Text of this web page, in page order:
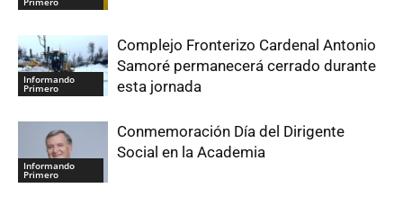
Informando
Primero
Complejo Fronterizo Cardenal Antonio
Samoré permanecerá cerrado durante
esta jornada
Informando
Primero
Conmemoración Día del Dirigente
Social en la Academia